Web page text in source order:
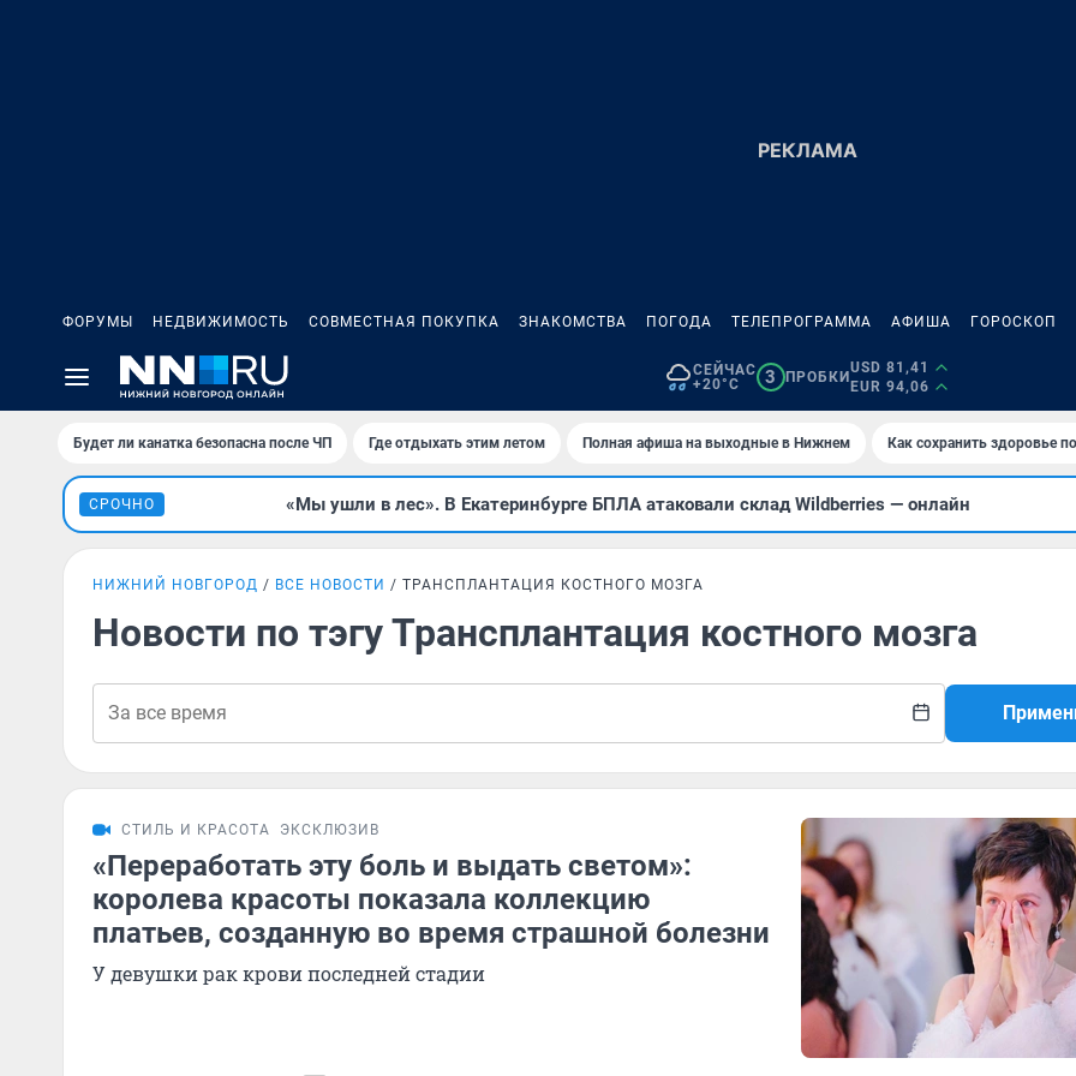
ФОРУМЫ НЕДВИЖИМОСТЬ СОВМЕСТНАЯ ПОКУПКА ЗНАКОМСТВА ПОГОДА ТЕЛЕПРОГРАММА АФИША ГОРОСКОП
СЕЙЧАС
+20°C
3 ПРОБКИ
USD 81,41
EUR 94,06
Будет ли канатка безопасна после ЧП Где отдыхать этим летом Полная афиша на выходные в Нижнем Как сохранить здоровье
СРОЧНО «Мы ушли в лес». В Екатеринбурге БПЛА атаковали склад Wildberries — онлайн
НИЖНИЙ НОВГОРОД ВСЕ НОВОСТИ ТРАНСПЛАНТАЦИЯ КОСТНОГО МОЗГА
Новости по тэгу Трансплантация костного мозга
СТИЛЬ И КРАСОТА ЭКСКЛЮЗИВ
«Переработать эту боль и выдать светом»:
королева красоты показала коллекцию
платьев, созданную во время страшной болезни
У девушки рак крови последней стадии